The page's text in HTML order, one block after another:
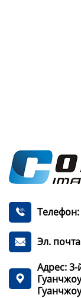
 Телефон:
 Эл.

Адрес: